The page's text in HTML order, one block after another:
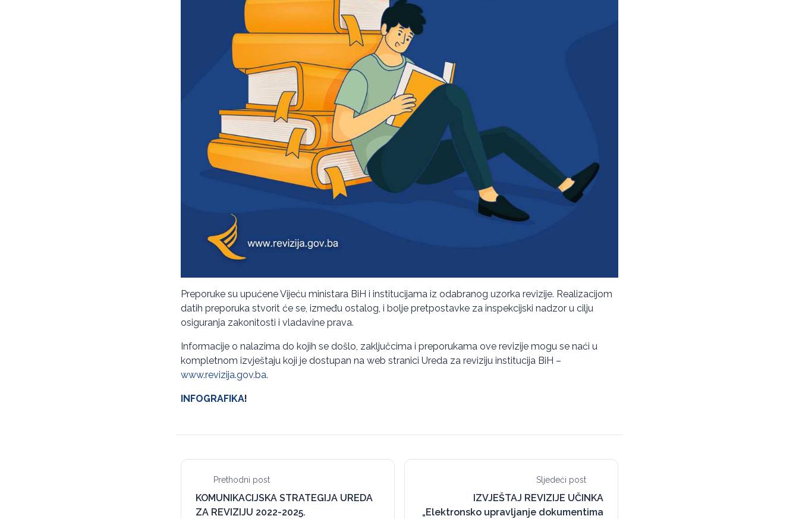
Preporuke su upućene Vijeću ministara BiH i institucijama iz odabranog uzorka revizije. Realizacijom
datih preporuka stvorit će se, između ostalog, i bolje pretpostavke za inspekcijski nadzor u cilju
osiguranja zakonitosti i vladavine prava.
Informacije o nalazima do kojih se došlo, zaključcima i preporukama ove revizije mogu se naći u
kompletnom izvještaju koji je dostupan na web stranici Ureda za reviziju institucija BiH –
www.revizija.gov.ba.
INFOGRAFIKA!
Prethodni post
KOMUNIKACIJSKA STRATEGIJA UREDA
ZA REVIZIJU 2022-2025.
Sljedeći post
IZVJEŠTAJ REVIZIJE UČINKA
„Elektronsko upravljanje dokumentima